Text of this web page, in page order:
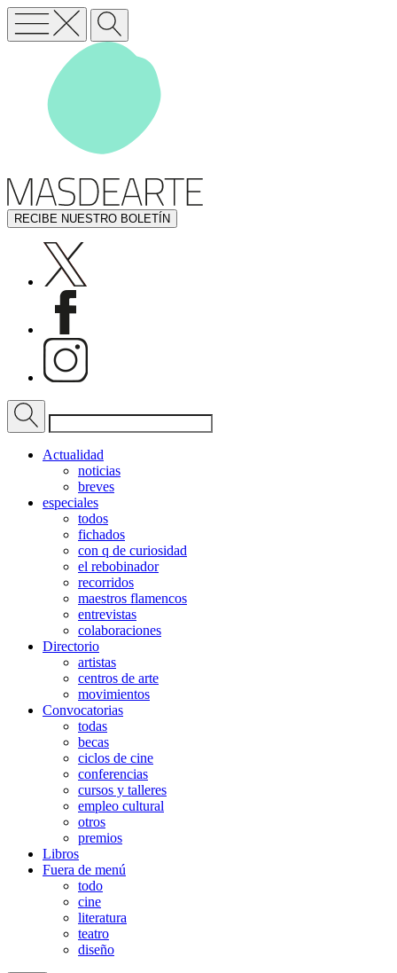
RECIBE NUESTRO BOLETÍN
Actualidad
noticias
breves
especiales
todos
fichados
con q de curiosidad
el rebobinador
recorridos
maestros flamencos
entrevistas
colaboraciones
Directorio
artistas
centros de arte
movimientos
Convocatorias
todas
becas
ciclos de cine
conferencias
cursos y talleres
empleo cultural
otros
premios
Libros
Fuera de menú
todo
cine
literatura
teatro
diseño